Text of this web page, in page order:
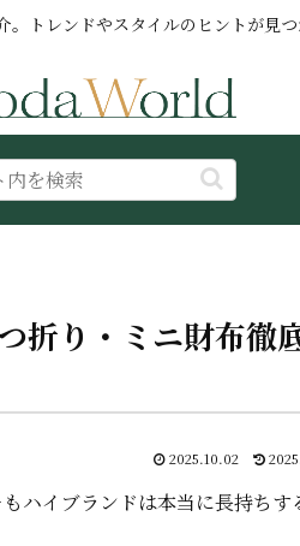
トレンドやスタイルのヒントが見つ
折り・ミニ財布徹
2025.10.02
ハイブランドは本当に長持ちす